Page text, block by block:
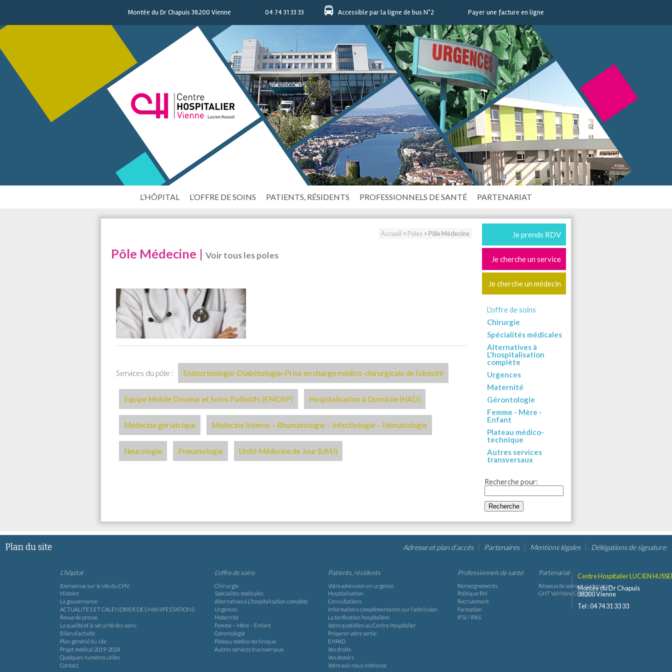
Montée du Dr Chapuis 38200 Vienne 04 74 31 33 33 Accessible par la ligne de bus N°2 Payer une facture en ligne
L’HÔPITAL L’OFFRE DE SOINS PATIENTS, RÉSIDENTS PROFESSIONNELS DE SANTÉ PARTENARIAT
Je prends RDV
Je cherche un service
Je cherche un médecin
L'offre de soins
Chirurgie
Spécialités médicales
Alternatives à
L'hospitalisation
complète
Urgences
Maternité
Gérontologie
Femme - Mère -
Enfant
Plateau médico-
technique
Autres services
transversaux
Recherche pour:
Accueil > Poles > Pôle Médecine
Pôle Médecine | Voir tous les poles
Services du pôle : Endocrinologie-Diabétologie-Prise en charge médico-chirurgicale de l’obésité
Equipe Mobile Douleur et Soins Palliatifs (EMDSP) Hospitalisation à Domicile (HAD)
Médecine gériatrique Médecine Interne – Rhumatologie – Infectiologie – Hématologie
Neurologie Pneumologie Unité Médecine de Jour (UMJ)
Plan du site
L’hôpital
Bienvenue sur le site du CHV
Histoire
La gouvernance
ACTUALITES ET CALENDRIER DES MANIFESTATIONS
Revue de presse
La qualité et la sécurité des soins
Bilan d’activité
Plan général du site
Projet médical 2019-2024
Quelques numéros utiles
Contact
L’offre de soins
Chirurgie
Spécialités médicales
Alternatives à L’hospitalisation complète
Urgences
Maternité
Femme – Mère – Enfant
Gérontologie
Plateau médico-technique
Autres services transversaux
Patients, résidents
Votre admission en urgence
Hospitalisation
Consultations
Informations complémentaires sur l’admission
La tarification hospitalière
Votre quotidien au Centre Hospitalier
Préparer votre sortie
EHPAD
Vos droits
Vos devoirs
Votre avis nous intéresse
Professionnels de santé
Renseignements
Politique RH
Recrutement
Formation
IFSI / IFAS
Partenariat
Réseaux de soins et partenaires
GHT Valrhône Centre
Adresse et plan d’accès Partenaires Mentions légales Délégations de signature
Centre Hospitalier LUCIEN
Montée du Dr Chapuis
38200 Vienne
Tel : 04 74 31 33 33